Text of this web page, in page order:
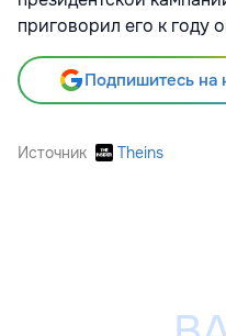
приговорил его к году
Подпишитесь на
Источник Theins